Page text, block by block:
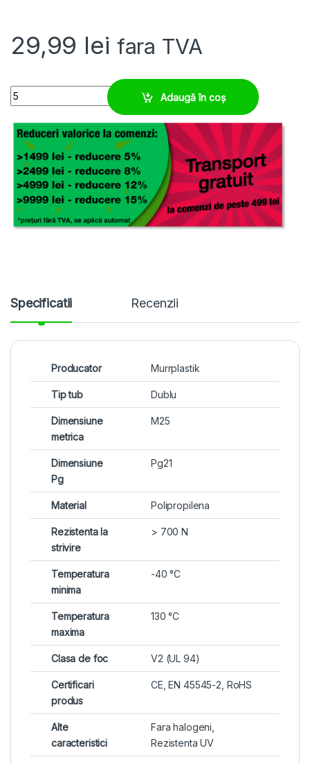
29,99 lei fara TVA
Tub dublu copex divizibil M25 rezistent UV polipropilena quantity
Adaugă în coș
Specificatii Recenzii
Producator Murrplastik
Tip tub Dublu
Dimensiune
metrica
M25
Dimensiune
Pg
Pg21
Material Polipropilena
Rezistenta la
strivire
> 700 N
Temperatura
minima
-40 °C
Temperatura
maxima
130 °C
Clasa de foc V2 (UL 94)
Certificari
produs
CE, EN 45545-2, RoHS
Alte
caracteristici
Fara halogeni,
Rezistenta UV